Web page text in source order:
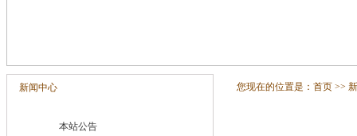
新闻中心
本站公告
您现在的位置是： 首页 >>